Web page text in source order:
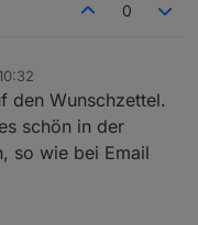
0
den Wunschzettel.
schön in der
so wie bei Email